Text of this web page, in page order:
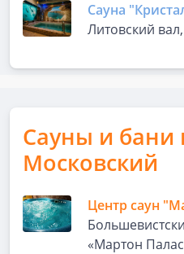
Сауна
Литовский
Сауны и бани
Московский
Центр саун
«Мартон